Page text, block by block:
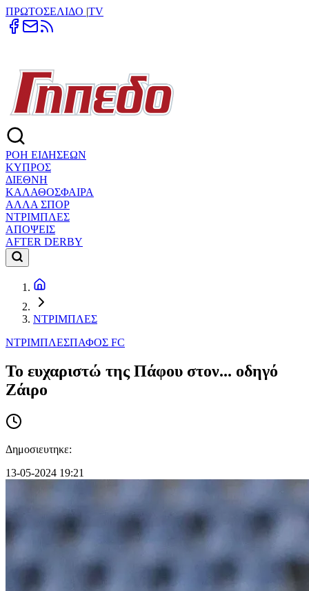
ΠΡΩΤΟΣΕΛΙΔΟ |TV
ΡΟΗ ΕΙΔΗΣΕΩΝ
ΚΥΠΡΟΣ
ΔΙΕΘΝΗ
ΚΑΛΑΘΟΣΦΑΙΡΑ
ΑΛΛΑ ΣΠΟΡ
ΝΤΡΙΜΠΛΕΣ
ΑΠΟΨΕΙΣ
AFTER DERBY
ΝΤΡΙΜΠΛΕΣ
ΝΤΡΙΜΠΛΕΣΠΑΦΟΣ FC
To ευχαριστώ της Πάφου στον... οδηγό
Ζάιρο
Δημοσιευτηκε:
13-05-2024 19:21